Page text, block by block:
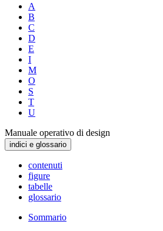
A
B
C
D
E
I
M
O
S
T
U
Manuale operativo di design
indici e glossario
contenuti
figure
tabelle
glossario
Sommario